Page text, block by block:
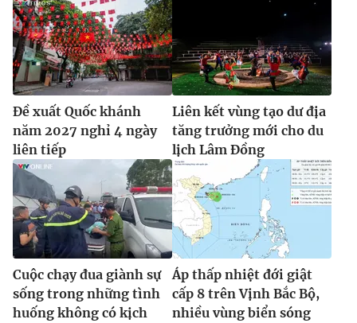
Đề xuất Quốc khánh
năm 2027 nghỉ 4 ngày
liên tiếp
Liên kết vùng tạo dư địa
tăng trưởng mới cho du
lịch Lâm Đồng
Cuộc chạy đua giành sự
sống trong những tình
huống không có kịch
Áp thấp nhiệt đới giật
cấp 8 trên Vịnh Bắc Bộ,
nhiều vùng biển sóng